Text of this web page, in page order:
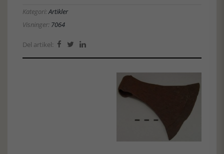
Kategori:Artikler
Visninger: 7064
Del artikel:   